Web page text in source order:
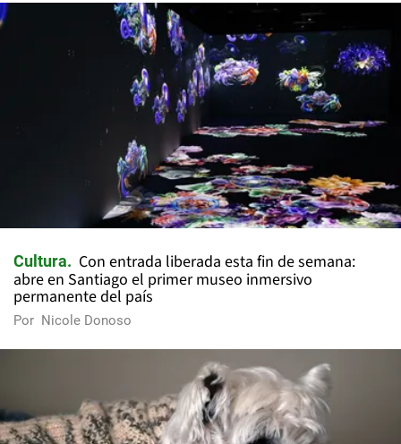
Cultura
Con entrada liberada esta fin de semana:
abre en Santiago el primer museo inmersivo
permanente del país
Por Nicole Donoso